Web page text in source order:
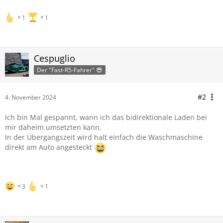
1 1
Cespuglio
Der "Fast-R5-Fahrer" 😎
4. November 2024 #2
Ich bin Mal gespannt, wann ich das bidirektionale Laden bei
mir daheim umsetzten kann.
In der Übergangszeit wird halt einfach die Waschmaschine
direkt am Auto angesteckt
3 1